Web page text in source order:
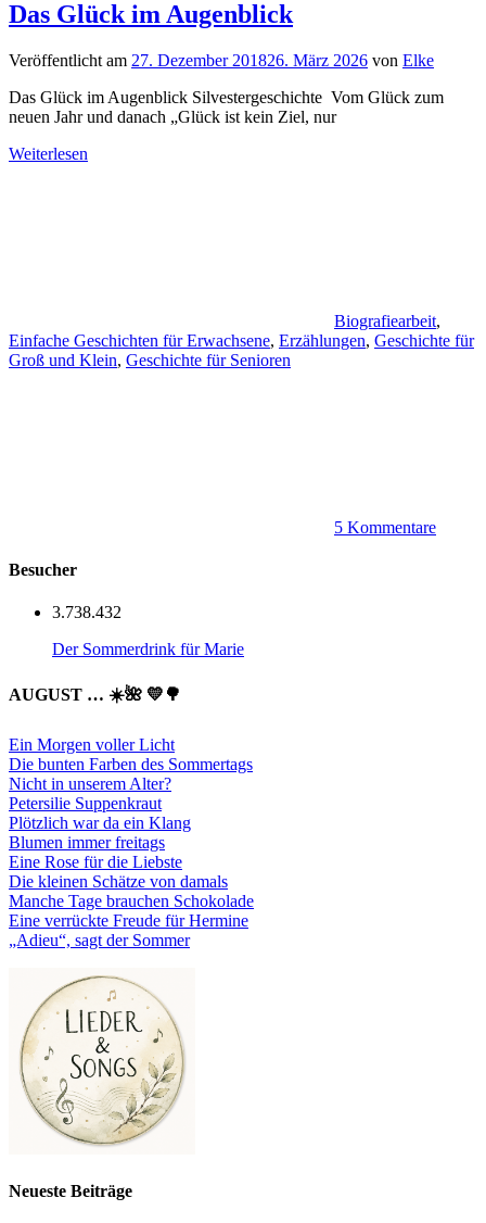
Das Glück im Augenblick
Veröffentlicht am 27. Dezember 201826. März 2026 von Elke
Das Glück im Augenblick Silvestergeschichte Vom Glück zum
neuen Jahr und danach „Glück ist kein Ziel, nur
Weiterlesen
Biografiearbeit,
Einfache Geschichten für Erwachsene, Erzählungen, Geschichte für
Groß und Klein, Geschichte für Senioren
5 Kommentare
Besucher
3.738.432
Der Sommerdrink für Marie
AUGUST … ☀️🌺 💛🌳
Ein Morgen voller Licht
Die bunten Farben des Sommertags
Nicht in unserem Alter?
Petersilie Suppenkraut
Plötzlich war da ein Klang
Blumen immer freitags
Eine Rose für die Liebste
Die kleinen Schätze von damals
Manche Tage brauchen Schokolade
Eine verrückte Freude für Hermine
„Adieu“, sagt der Sommer
Neueste Beiträge